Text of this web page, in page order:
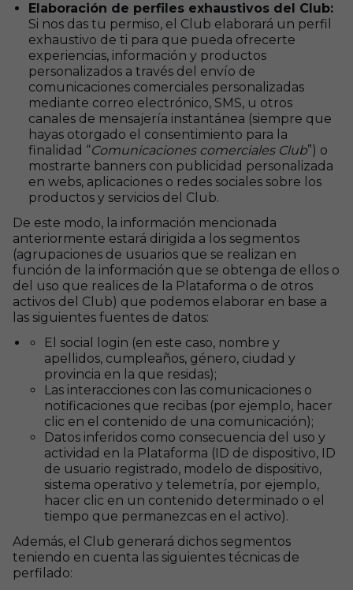
Elaboración de perfiles exhaustivos del Club:
Si nos das tu permiso, el Club elaborará un perfil
exhaustivo de ti para que pueda ofrecerte
experiencias, información y productos
personalizados a través del envío de
comunicaciones comerciales personalizadas
mediante correo electrónico, SMS, u otros
canales de mensajería instantánea (siempre que
hayas otorgado el consentimiento para la
finalidad “Comunicaciones comerciales Club”) o
mostrarte banners con publicidad personalizada
en webs, aplicaciones o redes sociales sobre los
productos y servicios del Club.
De este modo, la información mencionada
anteriormente estará dirigida a los segmentos
(agrupaciones de usuarios que se realizan en
función de la información que se obtenga de ellos o
del uso que realices de la Plataforma o de otros
activos del Club) que podemos elaborar en base a
las siguientes fuentes de datos:
El social login (en este caso, nombre y
apellidos, cumpleaños, género, ciudad y
provincia en la que residas);
Las interacciones con las comunicaciones o
notificaciones que recibas (por ejemplo, hacer
clic en el contenido de una comunicación);
Datos inferidos como consecuencia del uso y
actividad en la Plataforma (ID de dispositivo, ID
de usuario registrado, modelo de dispositivo,
sistema operativo y telemetría, por ejemplo,
hacer clic en un contenido determinado o el
tiempo que permanezcas en el activo).
Además, el Club generará dichos segmentos
teniendo en cuenta las siguientes técnicas de
perfilado: